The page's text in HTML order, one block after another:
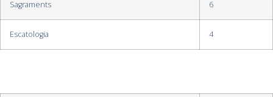
Sagraments 6
Escatologia 4